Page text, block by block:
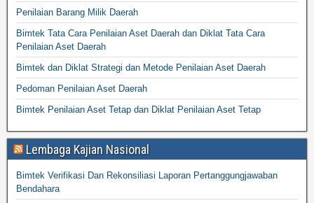
Penilaian Barang Milik Daerah
Bimtek Tata Cara Penilaian Aset Daerah dan Diklat Tata Cara
Penilaian Aset Daerah
Bimtek dan Diklat Strategi dan Metode Penilaian Aset Daerah
Pedoman Penilaian Aset Daerah
Bimtek Penilaian Aset Tetap dan Diklat Penilaian Aset Tetap
Lembaga Kajian Nasional
Bimtek Verifikasi Dan Rekonsiliasi Laporan Pertanggungjawaban
Bendahara